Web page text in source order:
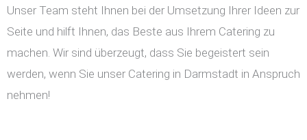
Unser Team steht Ihnen bei der Umsetzung Ihrer Ideen zur
Seite und hilft Ihnen, das Beste aus Ihrem Catering zu
machen. Wir sind überzeugt, dass Sie begeistert sein
werden, wenn Sie unser Catering in Darmstadt in Anspruch
nehmen!